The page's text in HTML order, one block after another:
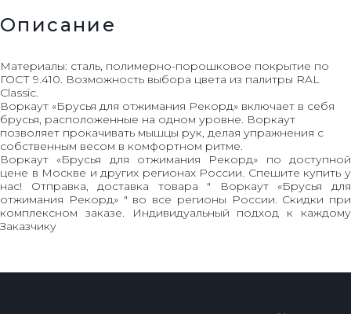
Описание
Материалы: сталь, полимерно-порошковое покрытие по
ГОСТ 9.410. Возможность выбора цвета из палитры RAL
Classic.
Воркаут «Брусья для отжимания Рекорд» включает в себя
брусья, расположенные на одном уровне. Воркаут
позволяет прокачивать мышцы рук, делая упражнения с
собственным весом в комфортном ритме.
Воркаут «Брусья для отжимания Рекорд» по доступной
цене в Москве и других регионах России. Спешите купить у
нас! Отправка, доставка товара " Воркаут «Брусья для
отжимания Рекорд» " во все регионы России. Скидки при
комплексном заказе. Индивидуальный подход к каждому
Заказчику